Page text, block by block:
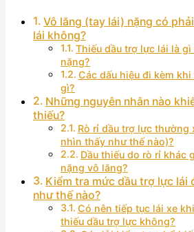
Vô lăng (tay lái) nặng có
lái không?
Thiếu dầu trợ lực lái là
nặng?
Các dấu hiệu đi kèm
gì?
Những nguyên nhân nào
thiếu?
Rò rỉ dầu trợ lực thường
nhìn thấy như thế nào)?
Dầu thiếu do rò rỉ khác
nặng vô lăng?
Kiểm tra mức dầu trợ lực lái
như thế nào?
Có nên tiếp tục lái xe
thiếu dầu trợ lực không?